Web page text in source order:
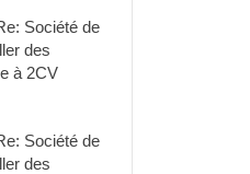
Société de
des
à 2CV
Société de
des